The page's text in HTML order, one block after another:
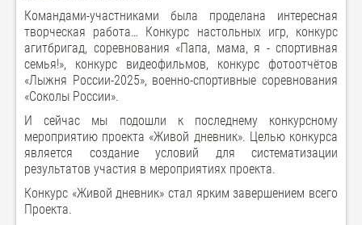
Командами-участниками была проделана интересная
творческая работа… Конкурс настольных игр, конкурс
агитбригад, соревнования «Папа, мама, я - спортивная
семья!», конкурс видеофильмов, конкурс фотоотчётов
«Лыжня России-2025», военно-спортивные соревнования
«Соколы России».
И сейчас мы подошли к последнему конкурсному
мероприятию проекта «Живой дневник». Целью конкурса
является создание условий для систематизации
результатов участия в мероприятиях проекта.
Конкурс «Живой дневник» стал ярким завершением всего
Проекта.